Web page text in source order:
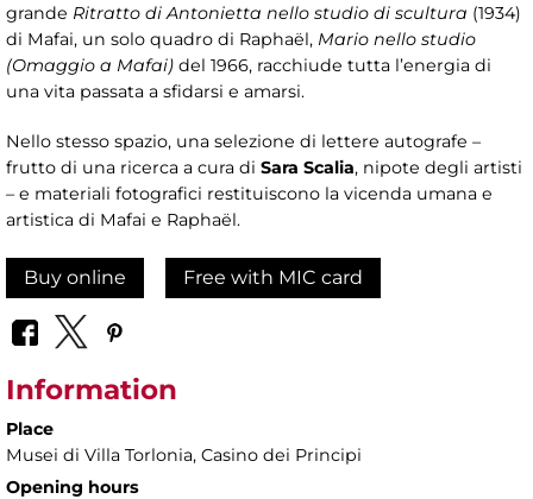
grande Ritratto di Antonietta nello studio di scultura (1934)
di Mafai, un solo quadro di Raphaël, Mario nello studio
(Omaggio a Mafai) del 1966, racchiude tutta l’energia di
una vita passata a sfidarsi e amarsi.
Nello stesso spazio, una selezione di lettere autografe –
frutto di una ricerca a cura di Sara Scalia, nipote degli artisti
– e materiali fotografici restituiscono la vicenda umana e
artistica di Mafai e Raphaël.
Buy online Free with MIC card
Information
Place
Musei di Villa Torlonia, Casino dei Principi
Opening hours